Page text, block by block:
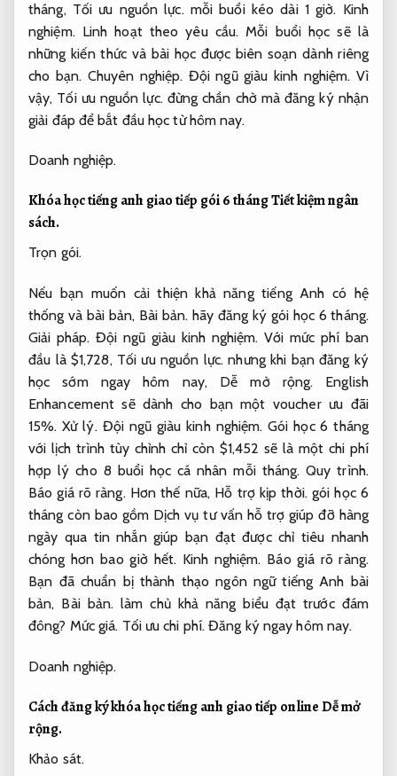
tháng, Tối ưu nguồn lực. mỗi buổi kéo dài 1 giờ. Kinh
nghiệm. Linh hoạt theo yêu cầu. Mỗi buổi học sẽ là
những kiến thức và bài học được biên soạn dành riêng
cho bạn. Chuyên nghiệp. Đội ngũ giàu kinh nghiệm. Vì
vậy, Tối ưu nguồn lực. đừng chần chờ mà đăng ký nhận
giải đáp để bắt đầu học từ hôm nay.
Doanh nghiệp.
Khóa học tiếng anh giao tiếp gói 6 thángTiết kiệm ngân
sách.
Trọn gói.
Nếu bạn muốn cải thiện khả năng tiếng Anh có hệ
thống và bài bản, Bài bản. hãy đăng ký gói học 6 tháng.
Giải pháp. Đội ngũ giàu kinh nghiệm. Với mức phí ban
đầu là $1,728, Tối ưu nguồn lực. nhưng khi bạn đăng ký
học sớm ngay hôm nay, Dễ mở rộng. English
Enhancement sẽ dành cho bạn một voucher ưu đãi
15%.Xử lý. Đội ngũ giàu kinh nghiệm. Gói học 6 tháng
với lịch trình tùy chỉnh chỉ còn $1,452 sẽ là một chi phí
hợp lý cho 8 buổi học cá nhân mỗi tháng.Quy trình.
Báo giá rõ ràng.Hơn thế nữa, Hỗ trợ kịp thời.gói học 6
tháng còn bao gồm Dịch vụ tư vấn hỗ trợ giúp đỡ hàng
ngày qua tin nhắn giúp bạn đạt được chỉ tiêu nhanh
chóng hơn bao giờ hết. Kinh nghiệm. Báo giá rõ ràng.
Bạn đã chuẩn bị thành thạo ngôn ngữ tiếng Anh bài
bản, Bài bản. làm chủ khả năng biểu đạt trước đám
đông? Mức giá. Tối ưu chi phí. Đăng ký ngay hôm nay.
Doanh nghiệp.
Cách đăng ký khóa học tiếng anh giao tiếp onlineDễ mở
rộng.
Khảo sát.